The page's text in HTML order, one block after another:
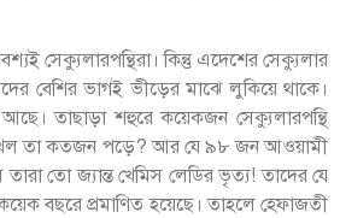
সেক্যুলারপন্থিরা। কিন্তু এদেশের সেক্যুলার
বেশির ভাগই ভীড়ের মাঝে লুকিয়ে থাকে।
আছে। তাছাড়া শহুরে কয়েকজন সেক্যুলারপন্থি
তা কতজন পড়ে? আর যে ৯৮ জন আওয়ামী
তো জ্যান্ত খেমিস লেডির ভৃত্য! তাদের যে
বছরে প্রমাণিত হয়েছে। তাহলে হেফাজতী